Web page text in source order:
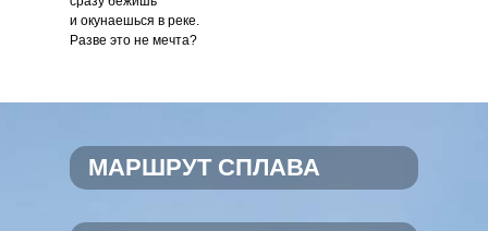
и окунаешься в реке.
Разве это не мечта?
МАРШРУТ СПЛАВА